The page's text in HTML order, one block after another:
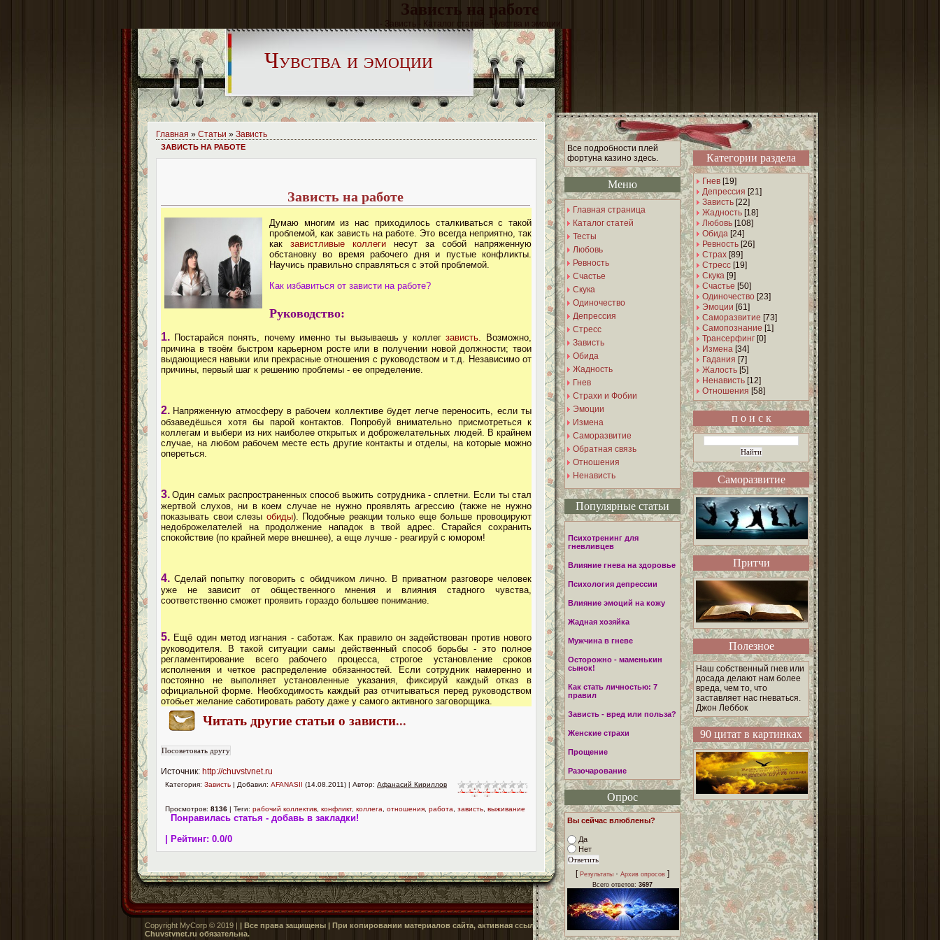
Зависть на работе
- Зависть - Каталог статей - Чувства и эмоции
Чувства и эмоции
Главная » Статьи » Зависть
ЗАВИСТЬ НА РАБОТЕ
Зависть на работе
Думаю многим из нас приходилось сталкиваться с такой
проблемой, как зависть на работе. Это всегда неприятно, так
как завистливые коллеги несут за собой напряженную
обстановку во время рабочего дня и пустые конфликты.
Научись правильно справляться с этой проблемой.
Как избавиться от зависти на работе?
Руководство:
1. Постарайся понять, почему именно ты вызываешь у коллегзависть. Возможно,
причина в твоём быстром карьерном росте или в получении новой должности; твои
выдающиеся навыки или прекрасные отношения с руководством и т.д. Независимо от
причины, первый шаг к решению проблемы - ее определение.
2. Напряженную атмосферу в рабочем коллективе будет легче переносить, если ты
обзаведёшься хотя бы парой контактов. Попробуй внимательно присмотреться к
коллегам и выбери из них наиболее открытых и доброжелательных людей. В крайнем
случае, на любом рабочем месте есть другие контакты и отделы, на которые можно
опереться.
3. Один самых распространенных способ выжить сотрудника - сплетни. Если ты стал
жертвой слухов, ни в коем случае не нужно проявлять агрессию (также не нужно
показывать свои слезы обиды). Подобные реакции только еще больше провоцируют
недоброжелателей на продолжение нападок в твой адрес. Старайся сохранить
спокойствие (по крайней мере внешнее), а еще лучше - реагируй с юмором!
4. Сделай попытку поговорить с обидчиком лично. В приватном разговоре человек
уже не зависит от общественного мнения и влияния стадного чувства,
соответственно сможет проявить гораздо большее понимание.
5. Ещё один метод изгнания - саботаж. Как правило он задействован против нового
руководителя. В такой ситуации самы действенный способ борьбы - это полное
регламентирование всего рабочего процесса, строгое установление сроков
исполнения и четкое распределение обязанностей. Если сотрудник намеренно и
постоянно не выполняет установленные указания, фиксируй каждый отказ в
официальной форме. Необходимость каждый раз отчитываться перед руководством
отобьет желание саботировать работу даже у самого активного заговорщика.
Читать другие статьи о зависти...
Источник: http://chuvstvnet.ru
Категория: Зависть | Добавил: AFANASII (14.08.2011) | Автор: Афанасий Кириллов
Просмотров: 8136 | Теги: рабочий коллектив конфликт, коллега отношения работа зависть выживание
Понравилась статья - добавь в закладки!
| Рейтинг: 0.0/0
Все подробности плей
фортуна казино здесь.
Меню
Главная страница
Каталог статей
Тесты
Любовь
Ревность
Счастье
Скука
Одиночество
Депрессия
Стресс
Зависть
Обида
Жадность
Гнев
Страхи и Фобии
Эмоции
Измена
Саморазвитие
Обратная связь
Отношения
Ненависть
Популярные статьи
Психотренинг для
гневливцев
Влияние гнева на здоровье
Психология депрессии
Влияние эмоций на кожу
Жадная хозяйка
Мужчина в гневе
Осторожно - маменькин
сынок!
Как стать личностью: 7
правил
Зависть - вред или польза?
Женские страхи
Прощение
Разочарование
Опрос
Вы сейчас влюблены?
Да
Нет
[ Результаты · Архив опросов ]
Всего ответов: 3697
Категории раздела
Гнев [19]
Депрессия [21]
Зависть [22]
Жадность [18]
Любовь [108]
Обида [24]
Ревность [26]
Страх [89]
Стресс [19]
Скука [9]
Счастье [50]
Одиночество [23]
Эмоции [61]
Саморазвитие [73]
Самопознание [1]
Трансерфинг [0]
Измена [34]
Гадания [7]
Жалость [5]
Ненависть [12]
Отношения [58]
п о и с к
Саморазвитие
Притчи
Полезное
Наш собственный гнев или
досада делают нам более
вреда, чем то, что
заставляет нас гневаться.
Джон Леббок
90 цитат в картинках
Copyright MyCorp © 2019 | | Все права защищены | При копировании материалов сайта, активная ссылка на
Сhuvstvnet.ru обязательна.